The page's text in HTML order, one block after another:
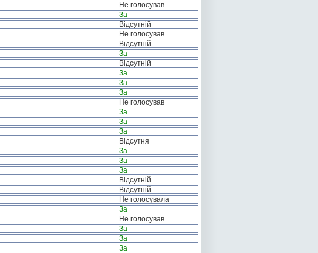
Не голосував
За
Відсутній
Не голосував
Відсутній
За
Відсутній
За
За
За
Не голосував
За
За
За
Відсутня
За
За
За
Відсутній
Відсутній
Не голосувала
За
Не голосував
За
За
За